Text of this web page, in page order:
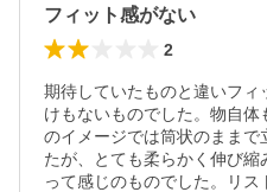
フィット感がない
2
期待していたものと違いフ
けもないものでした。物自
のイメージでは筒状のままで
たが、とても柔らかく伸び縮
って感じのものでした。リ